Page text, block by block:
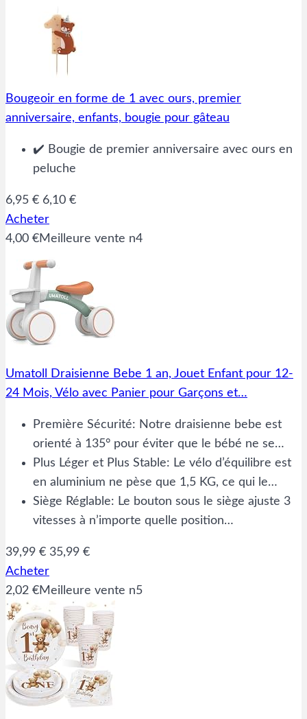
Bougeoir en forme de 1 avec ours, premier
anniversaire, enfants, bougie pour gâteau
✔️ Bougie de premier anniversaire avec ours en
peluche
6,95 € 6,10 €
Acheter
4,00 €Meilleure vente n4
Umatoll Draisienne Bebe 1 an, Jouet Enfant pour 12-
24 Mois, Vélo avec Panier pour Garçons et…
Première Sécurité: Notre draisienne bebe est
orienté à 135° pour éviter que le bébé ne se…
Plus Léger et Plus Stable: Le vélo d’équilibre est
en aluminium ne pèse que 1,5 KG, ce qui le…
Siège Réglable: Le bouton sous le siège ajuste 3
vitesses à n’importe quelle position…
39,99 € 35,99 €
Acheter
2,02 €Meilleure vente n5